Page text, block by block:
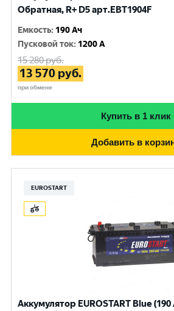
Обратная, R+ D5 арт.EBT1904F
Емкость: 190 Ач
Пусковой ток: 1200 A
15 280руб.
13 570 руб.
при обмене
Купить в 1 клик
Добавить в
EUROSTART
Аккумулятор EUROSTART Blue